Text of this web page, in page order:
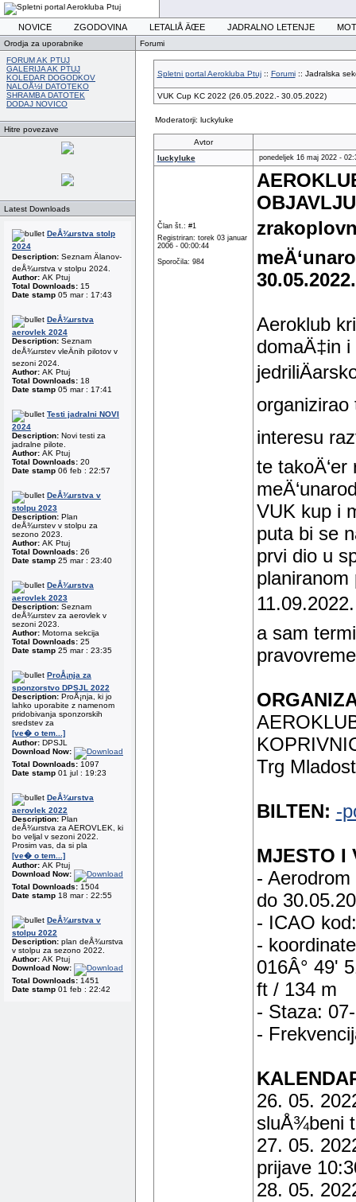
NOVICE ZGODOVINA LETALIÅ ÄŒE JADRALNO LETENJE
Orodja za uporabnike
FORUM AK PTUJ
GALERIJA AK PTUJ
KOLEDAR DOGODKOV
NALOÅ½I DATOTEKO
SHRAMBA DATOTEK
DODAJ NOVICO
Hitre povezave
Latest Downloads
DeÅ¾urstva stolp
2024
Description: Seznam Älanov-
deÅ¾urstva v stolpu 2024.
Author: AK Ptuj
Total Downloads: 15
Date stamp 05 mar : 17:43
DeÅ¾urstva
aerovlek 2024
Description: Seznam
deÅ¾urstev vleÄnih pilotov v
sezoni 2024.
Author: AK Ptuj
Total Downloads: 18
Date stamp 05 mar : 17:41
Testi jadralni NOVI
2024
Description: Novi testi za
jadralne pilote.
Author: AK Ptuj
Total Downloads: 20
Date stamp 06 feb : 22:57
DeÅ¾urstva v
stolpu 2023
Description: Plan
deÅ¾urstev v stolpu za
sezono 2023.
Author: AK Ptuj
Total Downloads: 26
Date stamp 25 mar : 23:40
DeÅ¾urstva
aerovlek 2023
Description: Seznam
deÅ¾urstev za aerovlek v
sezoni 2023.
Author: Motorna sekcija
Total Downloads: 25
Date stamp 25 mar : 23:35
ProÅ¡nja za
sponzorstvo DPSJL 2022
Description: ProÅ¡nja, ki jo
lahko uporabite z namenom
pridobivanja sponzorskih
sredstev za
[ve� o tem...]
Author: DPSJL
Download Now:
Total Downloads: 1097
Date stamp 01 jul : 19:23
DeÅ¾urstva
aerovlek 2022
Description: Plan
deÅ¾urstva za AEROVLEK, ki
bo veljal v sezoni 2022.
Prosim vas, da si pla
[ve� o tem...]
Author: AK Ptuj
Download Now:
Total Downloads: 1504
Date stamp 18 mar : 22:55
DeÅ¾urstva v
stolpu 2022
Description: plan deÅ¾urstva
v stolpu za sezono 2022.
Author: AK Ptuj
Download Now:
Total Downloads: 1451
Date stamp 01 feb : 22:42
Forumi
Spletni portal Aerokluba Ptuj:: Forumi:: Jadralska
VUK Cup KC 2022 (26.05.2022.- 30.05.2022)
Moderatorji: luckyluke
Avtor
luckyluke
ponedeljek 16 maj 2022 -
Član št.: #1
Registriran: torek 03 januar
2006 - 00:00:44
Sporočila: 984
30.05.2022.
Aeroklub
domaÄ‡in
organizirao
interesu
te
VUK kup i
puta bi se
prvi dio u
planiranom
a sam
Trg
BILTEN: -
MJESTO I
-
do
- ICAO
-
016Â° 49'
ft / 134 m
- Staza:
-
26. 05.
sluÅ¾beni
27. 05.
prijave
28. 05.